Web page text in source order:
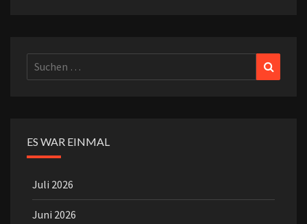
Suchen
nach:
ES WAR EINMAL
Juli 2026
Juni 2026